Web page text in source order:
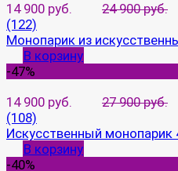
14 900 руб.
24 900 руб.
(122)
Монопарик из
В корзину
-47%
14 900 руб.
27 900 руб.
(108)
Искусственный монопарик
В корзину
-40%